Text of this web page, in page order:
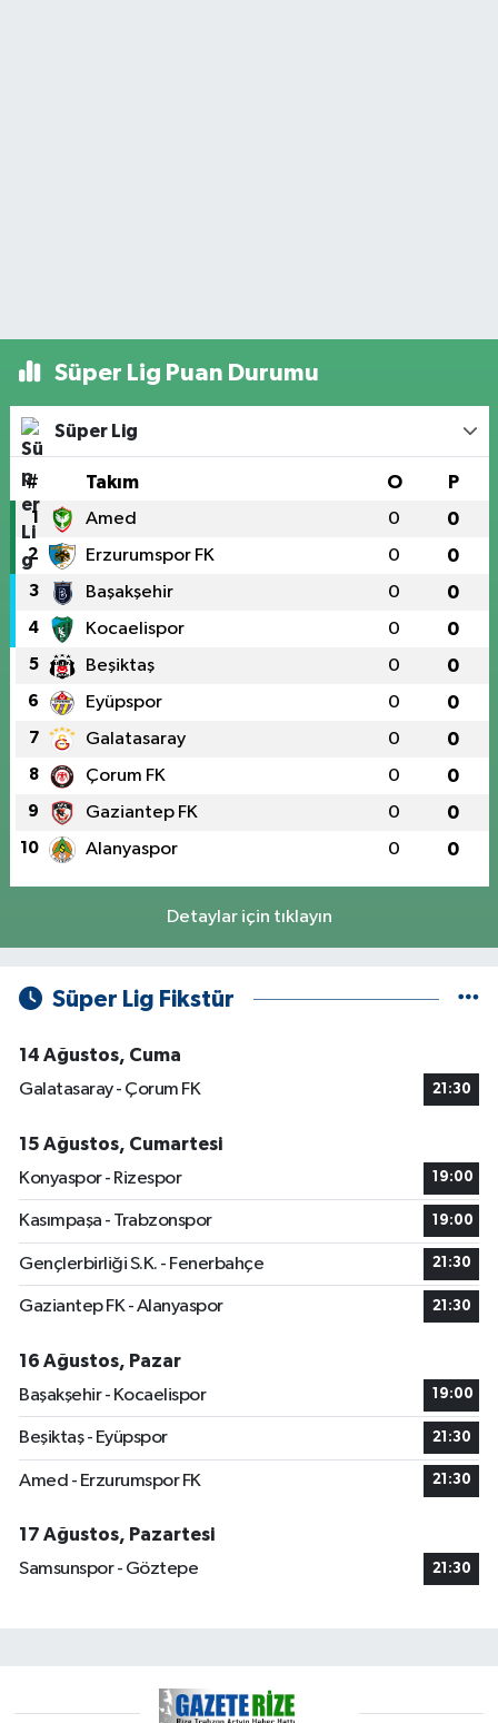
Süper Lig Puan Durumu
Süper Lig
# Takım O P
1 Amed 0 0
2 Erzurumspor FK 0 0
3 Başakşehir 0 0
4 Kocaelispor 0 0
5 Beşiktaş 0 0
6 Eyüpspor 0 0
7 Galatasaray 0 0
8 Çorum FK 0 0
9 Gaziantep FK 0 0
10 Alanyaspor 0 0
Detaylar için tıklayın
Süper Lig Fikstür
14 Ağustos, Cuma
Galatasaray - Çorum FK
21:30
15 Ağustos, Cumartesi
Konyaspor - Rizespor
19:00
Kasımpaşa - Trabzonspor 19:00
Gençlerbirliği S.K. - Fenerbahçe 21:30
Gaziantep FK - Alanyaspor 21:30
16 Ağustos, Pazar
Başakşehir - Kocaelispor
19:00
Beşiktaş - Eyüpspor 21:30
Amed - Erzurumspor FK 21:30
17 Ağustos, Pazartesi
Samsunspor - Göztepe
21:30